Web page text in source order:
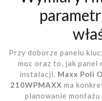
Przy doborze panelu
moc oraz to, jak panel
instalacji. Maxx Poli
210WPMAXX ma
planowanie montażu